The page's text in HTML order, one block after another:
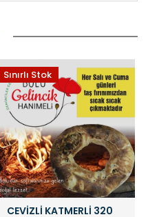
Sınırlı Stok
CEVİZLİ KATMERLİ 320